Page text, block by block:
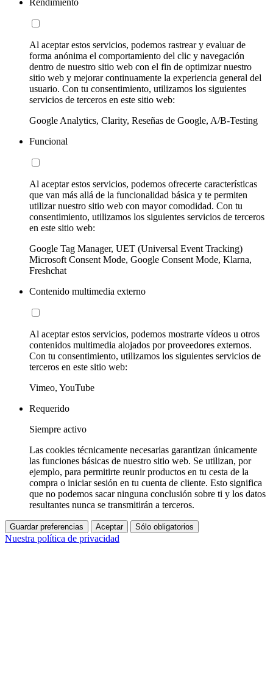
Rendimiento
Al aceptar estos servicios, podemos rastrear y evaluar de
forma anónima el comportamiento del clic y navegación
dentro de nuestro sitio web con el fin de optimizar nuestro
sitio web y mejorar continuamente la experiencia general del
usuario. Con tu consentimiento, utilizamos los siguientes
servicios de terceros en este sitio web:
Google Analytics, Clarity, Reseñas de Google, A/B-Testing
Funcional
Al aceptar estos servicios, podemos ofrecerte características
que van más allá de la funcionalidad básica y te permiten
utilizar nuestro sitio web con mayor comodidad. Con tu
consentimiento, utilizamos los siguientes servicios de terceros
en este sitio web:
Google Tag Manager, UET (Universal Event Tracking)
Microsoft Consent Mode, Google Consent Mode, Klarna,
Freshchat
Contenido multimedia externo
Al aceptar estos servicios, podemos mostrarte vídeos u otros
contenidos multimedia alojados por proveedores externos.
Con tu consentimiento, utilizamos los siguientes servicios de
terceros en este sitio web:
Vimeo, YouTube
Requerido
Siempre activo
Las cookies técnicamente necesarias garantizan únicamente
las funciones básicas de nuestro sitio web. Se utilizan, por
ejemplo, para permitirte reunir productos en tu cesta de la
compra o iniciar sesión en tu cuenta de cliente. Esto significa
que no podemos sacar ninguna conclusión sobre ti y los datos
resultantes nunca se transmitirán a terceros.
Guardar preferencias Aceptar Sólo obligatorios
Nuestra política de privacidad